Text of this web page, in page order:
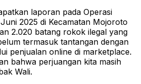
laporan pada Operasi
2025 di Kecamatan Mojoroto
2.020 batang rokok ilegal yang
termasuk tantangan dengan
penjualan online di marketplace.
bahwa perjuangan kita masih
Wali.